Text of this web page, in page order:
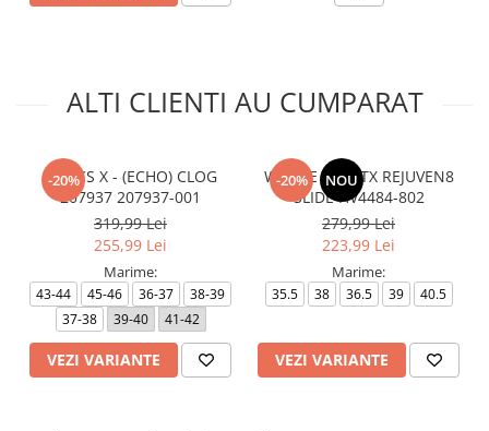
ALTI CLIENTI AU CUMPARAT
-20%
CROCS X - (ECHO) CLOG
207937 207937-001
319,99 Lei
255,99 Lei
Marime:
43-44 45-46 36-37
38-39
37-38
39-40 41-42
VEZI VARIANTE
-20% NOU
W NIKE REACTX REJUVEN8
SLIDE HV4484-802
279,99 Lei
223,99 Lei
Marime:
35.5 38 36.5 39 40.5
VEZI VARIANTE